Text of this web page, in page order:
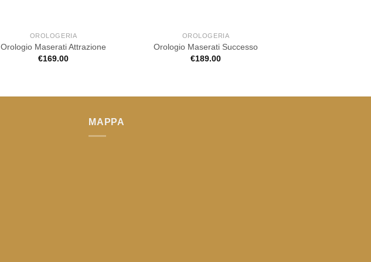
OROLOGERIA
Orologio Maserati Attrazione
€169.00
OROLOGERIA
Orologio Maserati Successo
€189.00
MAPPA